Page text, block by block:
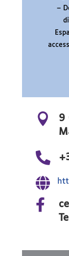
–

9


